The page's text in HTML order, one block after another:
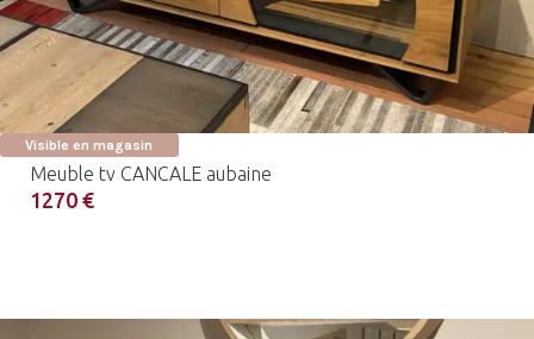
Visible en magasin
Meuble tv CANCALE aubaine
1270 €